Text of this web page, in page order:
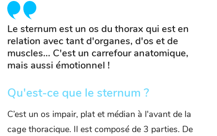
Le sternum est un os du thorax qui est en
relation avec tant d'organes, d'os et de
muscles... C'est un carrefour anatomique,
mais aussi émotionnel !
Qu'est-ce que le sternum ?
C’est un os impair, plat et médian à l'avant de la
cage thoracique. Il est composé de 3 parties. De